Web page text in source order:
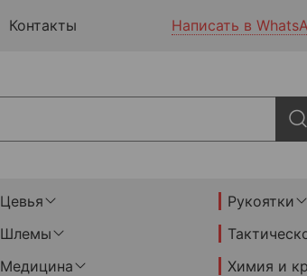
Контакты Написать в
Цевья Рукоятки
Шлемы
Медицина Химия и